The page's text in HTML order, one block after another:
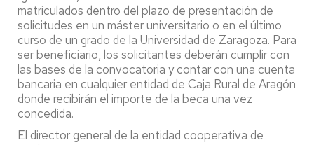
matriculados dentro del plazo de presentación de
solicitudes en un máster universitario o en el último
curso de un grado de la Universidad de Zaragoza. Para
ser beneficiario, los solicitantes deberán cumplir con
las bases de la convocatoria y contar con una cuenta
bancaria en cualquier entidad de Caja Rural de Aragón
donde recibirán el importe de la beca una vez
concedida.
El director general de la entidad cooperativa de